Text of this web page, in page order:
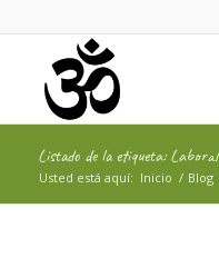
Listado de la etiqueta: Laboral
Usted está aquí: Inicio / Blog